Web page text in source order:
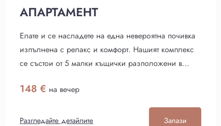
АПАРТАМЕНТ
Елате и се насладете на една невероятна почивка
изпълнена с релакс и комфорт. Нашият комплекс
се състои от 5 малки къщички разположени в
от дивия плаж. Също така са и на около 200 м. от
два ресторанта които всеки ден предлагат прясна
риба.
148 € на вечер
Разгледайте детайлите Запази
Напускане
Възрастни Деца